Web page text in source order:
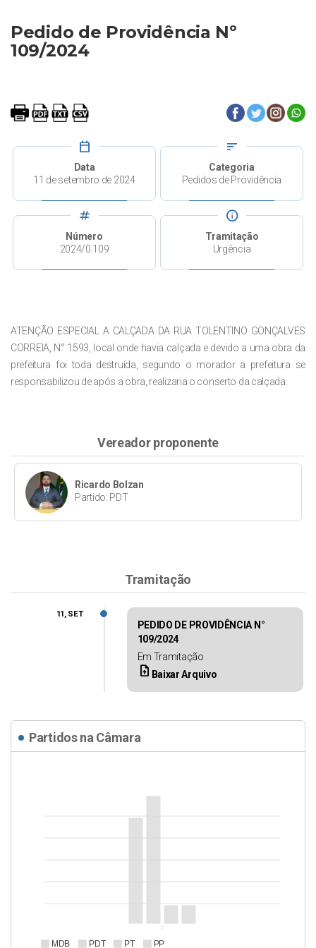
Pedido de Providência Nº
109/2024
calendar_today
Data
11 de setembro de 2024
sort
Categoria
Pedidos de Providência
tag
Número
2024/0.109
info
Tramitação
Urgência
ATENÇÃO ESPECIAL A CALÇADA DA RUA TOLENTINO GONÇALVES
CORREIA, N° 1593, local onde havia calçada e devido a uma obra da
prefeitura foi toda destruída, segundo o morador a prefeitura se
responsabilizou de após a obra, realizaria o conserto da calçada.
Vereador proponente
Ricardo Bolzan
Partido: PDT
Tramitação
PEDIDO DE PROVIDÊNCIA N°
109/2024
Em Tramitação
upload_file Baixar Arquivo
11, SET
Partidos na Câmara
MDB PDT PT PP